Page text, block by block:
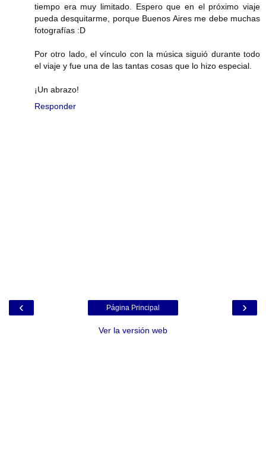
tiempo era muy limitado. Espero que en el próximo viaje
pueda desquitarme, porque Buenos Aires me debe muchas
fotografías :D
Por otro lado, el vínculo con la música siguió durante todo
el viaje y fue una de las tantas cosas que lo hizo especial.
¡Un abrazo!
Responder
‹ ›
Página Principal
Ver la versión web